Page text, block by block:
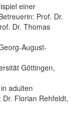
einer
Prof. Dr.
Dr. Thomas
August-
Göttingen,
adulten
Florian Rehfeldt,